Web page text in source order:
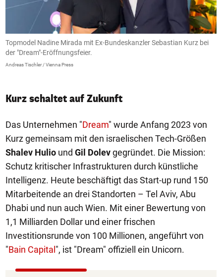
Topmodel Nadine Mirada mit Ex-Bundeskanzler Sebastian Kurz bei
der "Dream"-Eröffnungsfeier.
Andreas Tischler / Vienna Press
Kurz schaltet auf Zukunft
Das Unternehmen "Dream" wurde Anfang 2023 von
Kurz gemeinsam mit den israelischen Tech-Größen
Shalev Hulio und Gil Dolevgegründet. Die Mission:
Schutz kritischer Infrastrukturen durch künstliche
Intelligenz. Heute beschäftigt das Start-up rund 150
Mitarbeitende an drei Standorten – Tel Aviv, Abu
Dhabi und nun auch Wien. Mit einer Bewertung von
1,1 Milliarden Dollar und einer frischen
Investitionsrunde von 100 Millionen, angeführt von
"Bain Capital", ist "Dream" offiziell ein Unicorn.